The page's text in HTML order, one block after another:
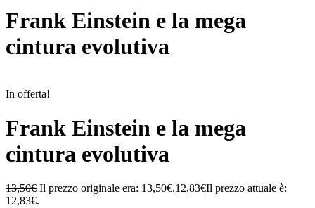
Frank Einstein e la mega
cintura evolutiva
In offerta!
Frank Einstein e la mega
cintura evolutiva
13,50€ Il prezzo originale era: 13,50€.12,83€Il prezzo attuale è:
12,83€.